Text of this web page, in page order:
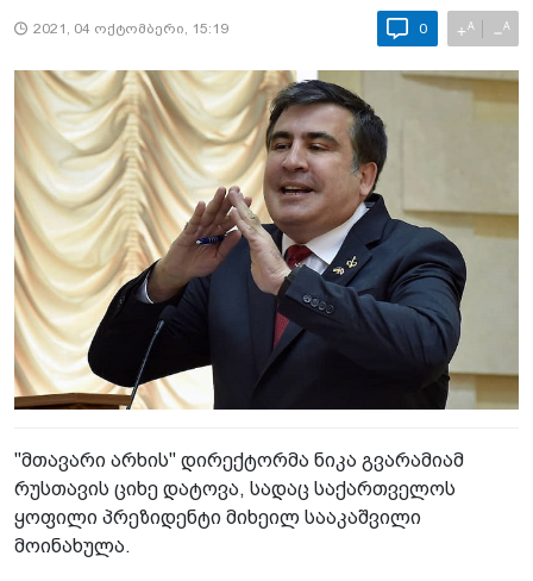
2021, 04 ოქტომბერი, 15:19 0 +A −A
"მთავარი არხის" დირექტორმა ნიკა გვარამიამ
რუსთავის ციხე დატოვა, სადაც საქართველოს
ყოფილი პრეზიდენტი მიხეილ სააკაშვილი
მოინახულა.